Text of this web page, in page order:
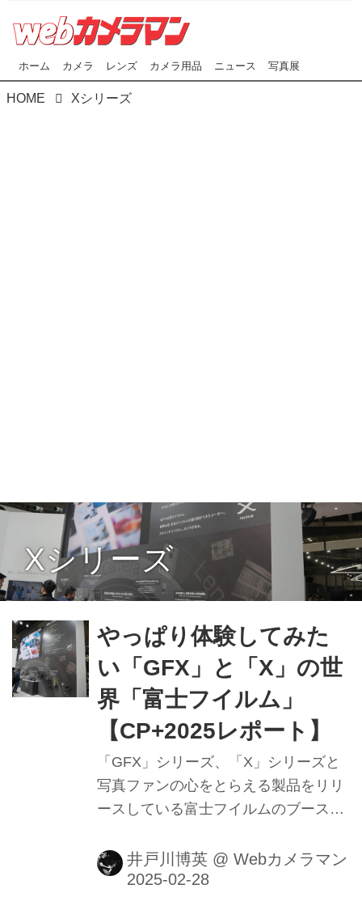
ホーム カメラ レンズ カメラ用品 ニュース 写真展
HOME Xシリーズ
Xシリーズ
やっぱり体験してみた
い「GFX」と「X」の世
界「富士フイルム」
【CP+2025レポート】
「GFX」シリーズ、「X」シリーズと
写真ファンの心をとらえる製品をリリ
ースしている富士フイルムのブースは
られない充実ぶりでした。
井戸川博英 @ Webカメラマン